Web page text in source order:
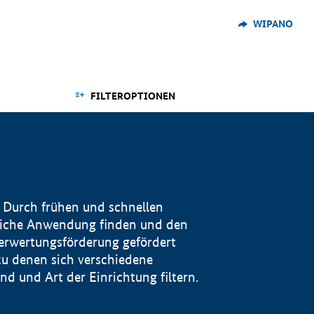
WIPANO
FILTEROPTIONEN
frühen und schnellen
Anwendung finden und den
gefördert
denen sich verschiedene
und Art der Einrichtung filtern.